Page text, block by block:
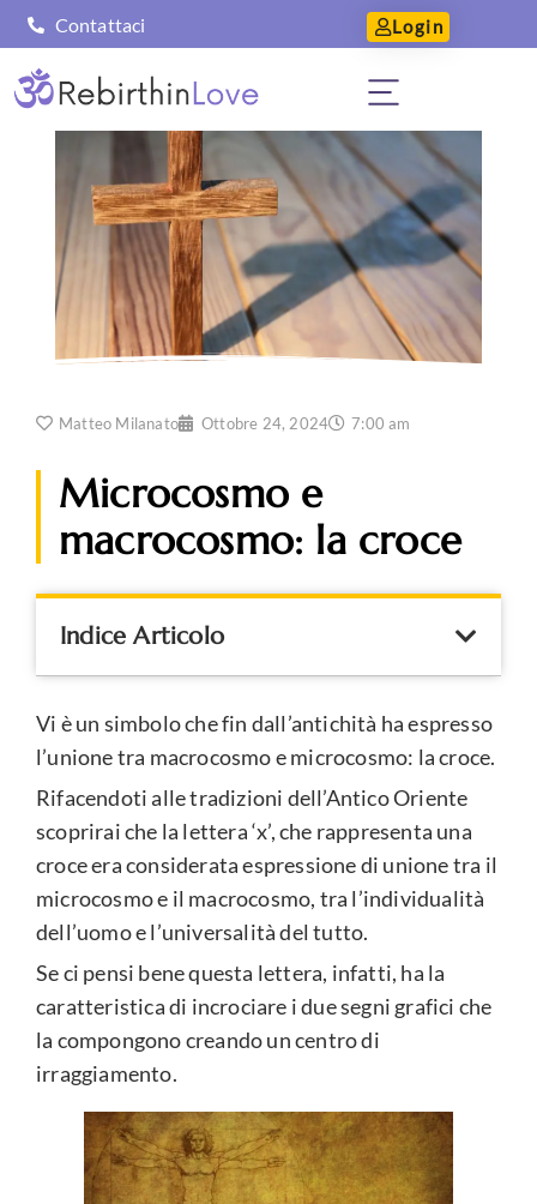
Contattaci Login
Matteo Milanato Ottobre 24, 2024 7:00 am
Microcosmo e
macrocosmo: la croce
Indice Articolo
Vi è un simbolo che fin dall’antichità ha espresso
l’unione tra macrocosmo e microcosmo: la croce.
Rifacendoti alle tradizioni dell’Antico Oriente
scoprirai che la lettera ‘x’, che rappresenta una
croce era considerata espressione di unione tra il
microcosmo e il macrocosmo, tra l’individualità
dell’uomo e l’universalità del tutto.
Se ci pensi bene questa lettera, infatti, ha la
caratteristica di incrociare i due segni grafici che
la compongono creando un centro di
irraggiamento.